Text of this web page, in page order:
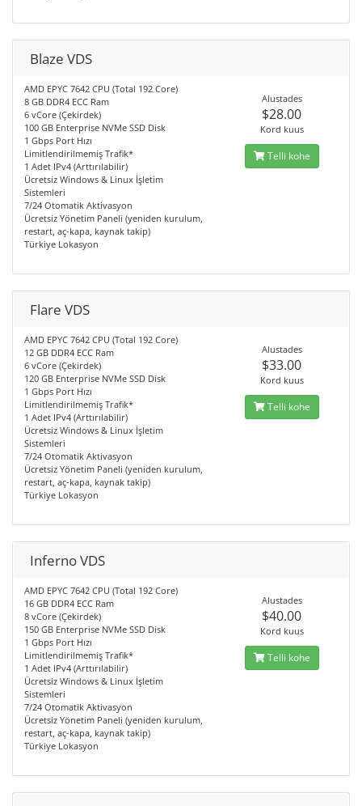
Blaze VDS
AMD EPYC 7642 CPU (Total 192 Core)
8 GB DDR4 ECC Ram
6 vCore (Çekirdek)
100 GB Enterprise NVMe SSD Disk
1 Gbps Port Hızı
Limitlendirilmemiş Trafik*
1 Adet IPv4 (Arttırılabilir)
Ücretsiz Windows & Linux İşletim
Sistemleri
7/24 Otomatik Aktivasyon
Ücretsiz Yönetim Paneli (yeniden kurulum,
restart, aç-kapa, kaynak takip)
Türkiye Lokasyon
Alustades
$28.00
Kord kuus
Telli kohe
Flare VDS
AMD EPYC 7642 CPU (Total 192 Core)
12 GB DDR4 ECC Ram
6 vCore (Çekirdek)
120 GB Enterprise NVMe SSD Disk
1 Gbps Port Hızı
Limitlendirilmemiş Trafik*
1 Adet IPv4 (Arttırılabilir)
Ücretsiz Windows & Linux İşletim
Sistemleri
7/24 Otomatik Aktivasyon
Ücretsiz Yönetim Paneli (yeniden kurulum,
restart, aç-kapa, kaynak takip)
Türkiye Lokasyon
Alustades
$33.00
Kord kuus
Telli kohe
Inferno VDS
AMD EPYC 7642 CPU (Total 192 Core)
16 GB DDR4 ECC Ram
8 vCore (Çekirdek)
150 GB Enterprise NVMe SSD Disk
1 Gbps Port Hızı
Limitlendirilmemiş Trafik*
1 Adet IPv4 (Arttırılabilir)
Ücretsiz Windows & Linux İşletim
Sistemleri
7/24 Otomatik Aktivasyon
Ücretsiz Yönetim Paneli (yeniden kurulum,
restart, aç-kapa, kaynak takip)
Türkiye Lokasyon
Alustades
$40.00
Kord kuus
Telli kohe